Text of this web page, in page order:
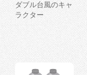
ダブル台風のキャ
ラクター